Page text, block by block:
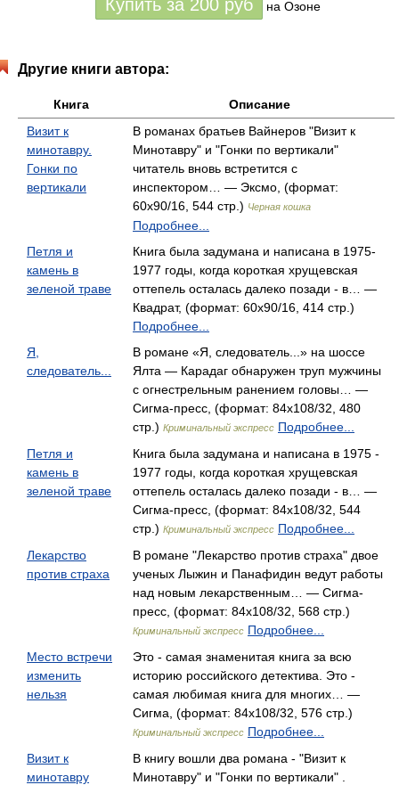
Купить за 200 руб на Озоне
Другие книги автора:
Книга
Описание
Визит к
минотавру.
Гонки по
вертикали
В романах братьев Вайнеров "Визит к
Минотавру" и "Гонки по вертикали"
читатель вновь встретится с
инспектором… — Эксмо, (формат:
60x90/16, 544 стр.) Черная кошка
Подробнее...
Петля и
камень в
зеленой траве
Книга была задумана и написана в 1975-
1977 годы, когда короткая хрущевская
оттепель осталась далеко позади - в… —
Квадрат, (формат: 60x90/16, 414 стр.)
Подробнее...
Я,
следователь...
В романе «Я, следователь...» на шоссе
Ялта — Карадаг обнаружен труп мужчины
с огнестрельным ранением головы… —
Сигма-пресс, (формат: 84x108/32, 480
стр.) Криминальный экспресс Подробнее...
Петля и
камень в
зеленой траве
Книга была задумана и написана в 1975 -
1977 годы, когда короткая хрущевская
оттепель осталась далеко позади - в… —
Сигма-пресс, (формат: 84x108/32, 544
стр.) Криминальный экспресс Подробнее...
Лекарство
против страха
В романе "Лекарство против страха" двое
ученых Лыжин и Панафидин ведут работы
над новым лекарственным… — Сигма-
пресс, (формат: 84x108/32, 568 стр.)
Криминальный экспресс Подробнее...
Место встречи
изменить
нельзя
Это - самая знаменитая книга за всю
историю российского детектива. Это -
самая любимая книга для многих… —
Сигма, (формат: 84x108/32, 576 стр.)
Криминальный экспресс Подробнее...
Визит к
минотавру
В книгу вошли два романа - "Визит к
Минотавру" и "Гонки по вертикали" .